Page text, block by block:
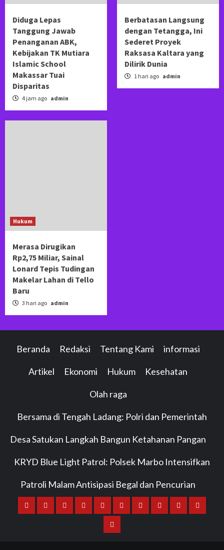
Diduga Lepas
Tanggung Jawab
Penanganan ABK,
Kebijakan TK Mutiara
Islamic School
Makassar Tuai
Disparitas
4 jam ago admin
Berbatasan Langsung
dengan Tetangga, Ini
Sederet Proyek
Raksasa Kaltara yang
Dilirik Dunia
1 hari ago admin
Hukum
Merasa Dirugikan
Rp2,75 Miliar, Sainal
Lonard Tepis Tudingan
Makelar Lahan di Tello
Baru
3 hari ago admin
Beranda Redaksi Tentang Kami informasi
Artikel Ekonomi Hukum Kesehatan
Olah raga
Bersama di Tengah Ladang: Polri dan Pemerintah
Desa Satukan Langkah Bangun Ketahanan Pangan
KRYD Blue Light Patrol: Polsek Marbo Intensifkan
Patroli Malam Antisipasi Begal dan Pencurian
BerandaRedaksiTentanginformasiArtikelEkonomiHukumKesehatan
Olah Bersama
KRYD